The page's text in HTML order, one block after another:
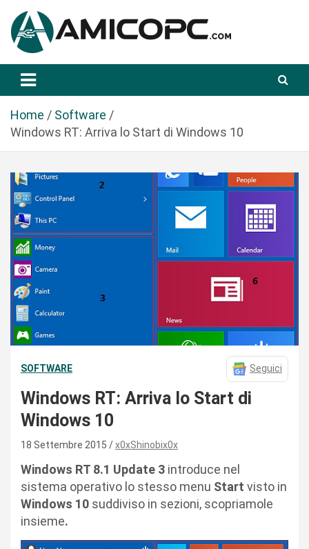
a
Amicopc.com
Home
Software
Windows RT: Arriva lo Start di Windows 10
SOFTWARE Seguici
Windows RT: Arriva lo Start di
Windows 10
18 Settembre 2015 x0xShinobix0x
Windows RT 8.1 Update 3 introduce nel
sistema operativo lo stesso menu Start visto in
Windows 10 suddiviso in sezioni, scopriamole
insieme.